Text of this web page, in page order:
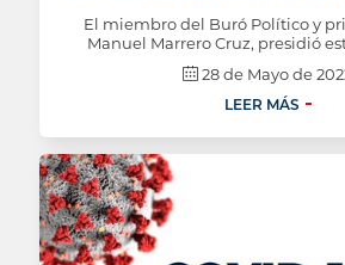
El miembro del Buró Político y
Manuel Marrero Cruz, presidió
28 de Mayo de
LEER MÁS